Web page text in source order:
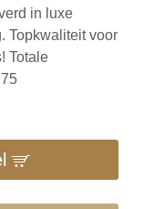
in luxe
Topkwaliteit voor
Totale